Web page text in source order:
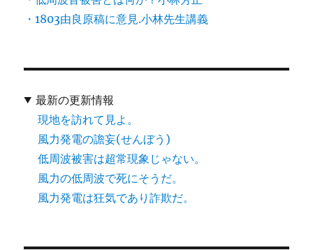
・1803由良原稿に意見.小林先生講義
最新の更新情報
現地を訪れて見よ。
風力発電の譫妄(せんぼう)
低周波被害は超常現象じゃない。
風力の低周波で死にそうだ。
風力発電は狂気であり詐欺だ。